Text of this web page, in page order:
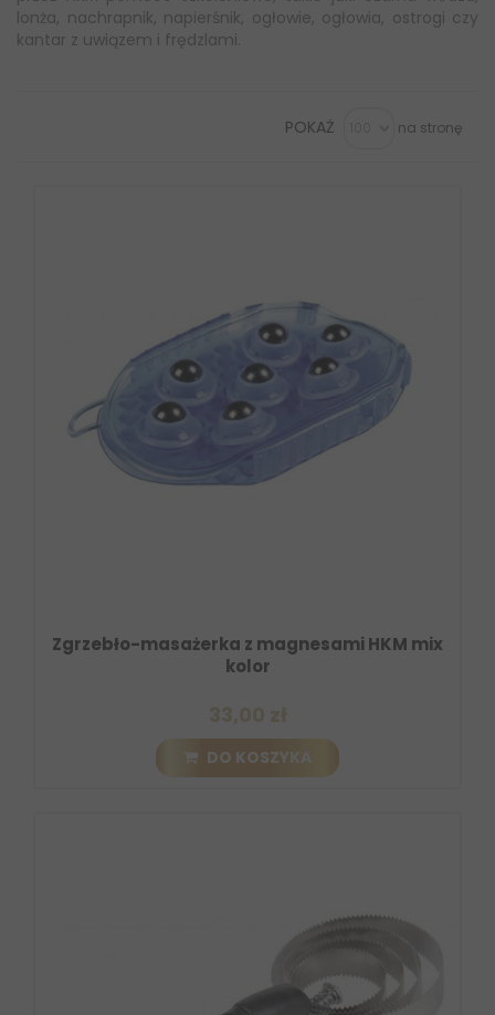
lonża, nachrapnik, napierśnik, ogłowie, ogłowia, ostrogi czy
kantar z uwiązem i frędzlami.
POKAŻ na stronę
Zgrzebło-masażerka z magnesami HKM mix
kolor
DO KOSZYKA